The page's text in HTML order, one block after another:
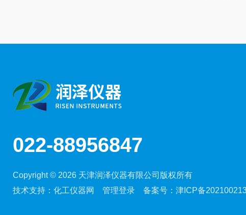
022-88956847
Copyright © 2026 天津润泽仪器有限公司版权所有
技术支持： 化工仪器网 管理登录 备案号： 津ICP备